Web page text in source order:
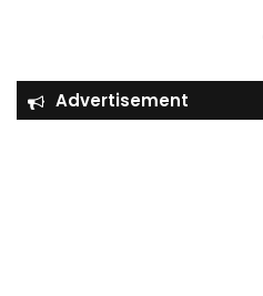
Advertisement